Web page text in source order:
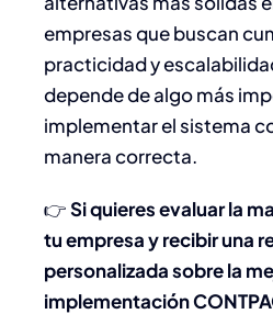
empresas que buscan
practicidad y
depende de algo más
implementar el sistema
manera correcta.
👉Si quieres evaluar la
tu empresa y recibir una
personalizada sobre la
implementación